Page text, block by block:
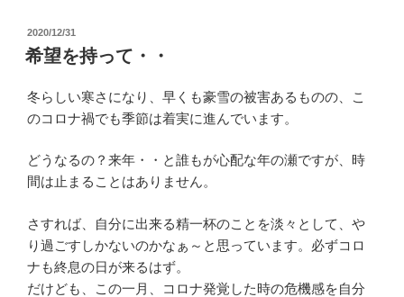
投
稿
日:
2020/12/31
希望を持って・・
冬らしい寒さになり、早くも豪雪の被害あるものの、こ
のコロナ禍でも季節は着実に進んでいます。
どうなるの？来年・・と誰もが心配な年の瀬ですが、時
間は止まることはありません。
さすれば、自分に出来る精一杯のことを淡々として、や
り過ごすしかないのかなぁ～と思っています。必ずコロ
ナも終息の日が来るはず。
だけども、この一月、コロナ発覚した時の危機感を自分